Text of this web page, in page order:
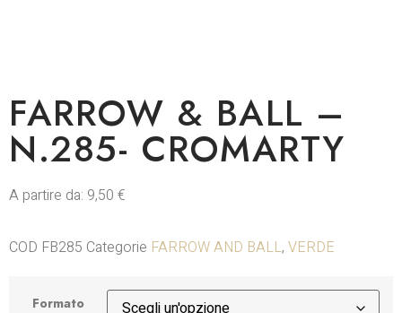
FARROW & BALL –
N.285- CROMARTY
A partire da: 9,50 €
COD FB285 Categorie FARROW AND BALL, VERDE
Formato